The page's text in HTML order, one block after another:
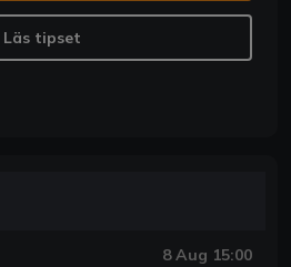
Läs tipset
8 Aug 15:00